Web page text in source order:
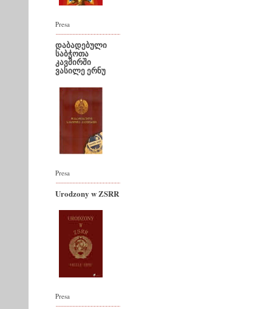
Presa
დაბადებული
საბჭოთა
კავშირში
ვასილე ერნუ
Presa
Urodzony w ZSRR
Presa